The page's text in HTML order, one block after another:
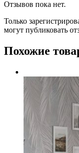
Отзывов пока нет.
Только
могут публиковать
Похожие